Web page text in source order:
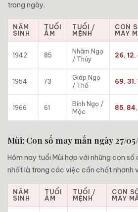
trong ngày.
NĂM
SINH
TUỔI
ÂM
TUỔI /
MỆNH
CON
MAY
1942 85
Nhâm Ngọ
/ Thủy
26, 12,
1954 73
Giáp Ngọ
/ Thổ
69, 31,
1966 61
Bính Ngọ /
Mộc
85,
Mùi: Con số may mắn ngày 27/
Hôm nay tuổi Mùi hợp với những con
nhất là trong các việc cần chốt nhanh
NĂM
SINH
TUỔI
ÂM
TUỔI /
MỆNH
CON
MAY